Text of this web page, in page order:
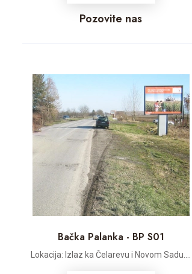
Pozovite nas
Bačka Palanka - BP S01
Lokacija: Izlaz ka Čelarevu i Novom Sadu....